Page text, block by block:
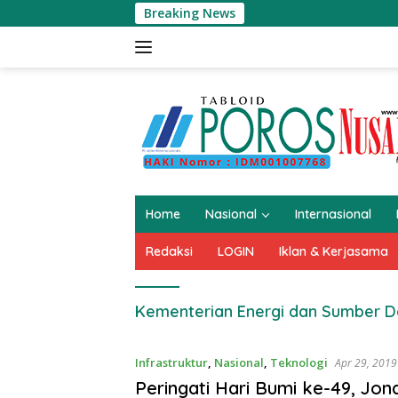
ke
Breaking News
Home Nasional Internasional
Redaksi LOGIN Iklan & Kerjasama
Kementerian Energi dan Sumber
Infrastruktur, Nasional, Teknologi Apr 29, 2019
Peringati Hari Bumi ke-49,